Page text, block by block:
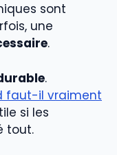
sont
une
.
.
faut-il vraiment
si les
tout.